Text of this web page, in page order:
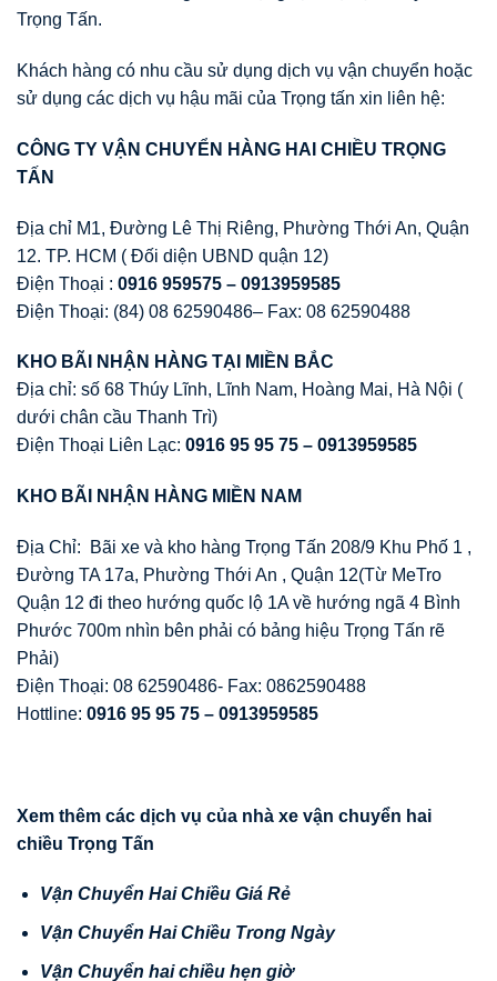
Trọng Tấn.
Khách hàng có nhu cầu sử dụng dịch vụ vận chuyển hoặc
sử dụng các dịch vụ hậu mãi của Trọng tấn xin liên hệ:
CÔNG TY VẬ N CHUYỂ N HÀNG HAI CHI ỀU TRỌNG
TẤ N
Địa chỉ M1, Đường Lê Thị Riêng, Phường Thới An, Quận
12. TP. HCM ( Đối diện UBND quận 12)
Điện Thoại : 0916 959575 – 0913959585
Điện Thoại: (84) 08 62590486– Fax: 08 62590488
KHO BÃI NHẬ N HÀNG TẠ I MI Ề N BẮC
Địa chỉ: số 68 Thúy Lĩnh, Lĩnh Nam, Hoàng Mai, Hà Nội (
dưới chân cầu Thanh Trì)
Điện Thoại Liên Lạc: 0916 95 95 75 – 0913959585
KHO BÃI NHẬ N HÀNG MI Ề N NAM
Địa Chỉ: Bãi xe và kho hàng Trọng Tấn 208/9 Khu Phố 1 ,
Đường TA 17a, Phường Thới An , Quận 12(Từ MeTro
Quận 12 đi theo hướng quốc lộ 1A về hướng ngã 4 Bình
Phước 700m nhìn bên phải có bảng hiệu Trọng Tấn rẽ
Phải)
Điện Thoại: 08 62590486- Fax: 0862590488
Hottline: 0916 95 95 75 – 0913959585
Xem thêm các d ịch vụ của nhà xe vận chuyển hai
chiều Trọng Tấn
Vận Chuyển Hai Chiều Giá Rẻ
Vận Chuyển Hai Chiều Trong Ngày
Vận Chuyển hai chiều hẹn giờ